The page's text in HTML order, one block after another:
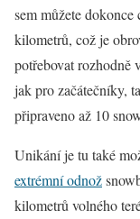
sem můžete
kilometrů, což je
potřebovat rozhodně
jak pro začátečníky,
připraveno až 10
Unikání je tu také
extrémní odnož
kilometrů volného